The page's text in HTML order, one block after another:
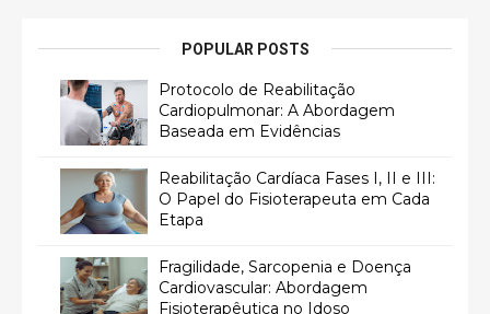
POPULAR POSTS
Protocolo de Reabilitação
Cardiopulmonar: A Abordagem
Baseada em Evidências
Reabilitação Cardíaca Fases I, II e III:
O Papel do Fisioterapeuta em Cada
Etapa
Fragilidade, Sarcopenia e Doença
Cardiovascular: Abordagem
Fisioterapêutica no Idoso